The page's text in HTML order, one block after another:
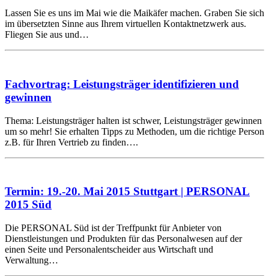
Lassen Sie es uns im Mai wie die Maikäfer machen. Graben Sie sich
im übersetzten Sinne aus Ihrem virtuellen Kontaktnetzwerk aus.
Fliegen Sie aus und…
Fachvortrag: Leistungsträger identifizieren und
gewinnen
Thema: Leistungsträger halten ist schwer, Leistungsträger gewinnen
um so mehr! Sie erhalten Tipps zu Methoden, um die richtige Person
z.B. für Ihren Vertrieb zu finden….
Termin: 19.-20. Mai 2015 Stuttgart | PERSONAL
2015 Süd
Die PERSONAL Süd ist der Treffpunkt für Anbieter von
Dienstleistungen und Produkten für das Personalwesen auf der
einen Seite und Personalentscheider aus Wirtschaft und
Verwaltung…